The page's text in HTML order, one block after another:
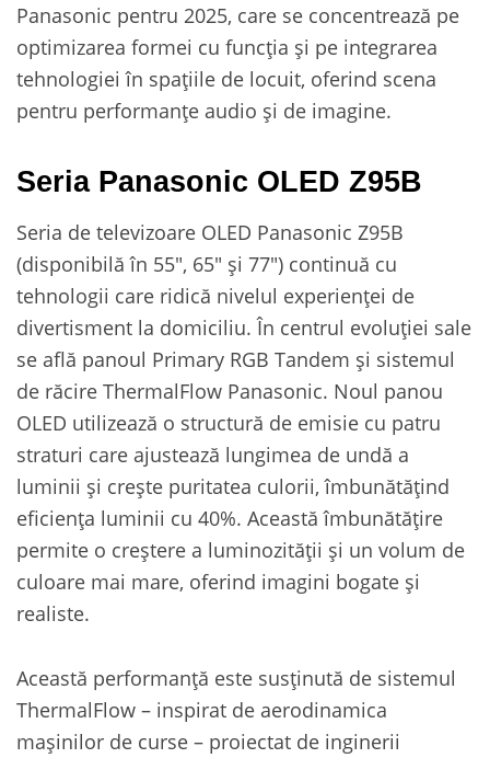
Panasonic pentru 2025, care se concentrează pe
optimizarea formei cu funcția și pe integrarea
tehnologiei în spațiile de locuit, oferind scena
pentru performanțe audio și de imagine.
Seria Panasonic OLED Z95B
Seria de televizoare OLED Panasonic Z95B
(disponibilă în 55″, 65″ și 77″) continuă cu
tehnologii care ridică nivelul experienței de
divertisment la domiciliu. În centrul evoluției sale
se află panoul Primary RGB Tandem și sistemul
de răcire ThermalFlow Panasonic. Noul panou
OLED utilizează o structură de emisie cu patru
straturi care ajustează lungimea de undă a
luminii și crește puritatea culorii, îmbunătățind
eficiența luminii cu 40%. Această îmbunătățire
permite o creștere a luminozității și un volum de
culoare mai mare, oferind imagini bogate și
realiste.
Această performanță este susținută de sistemul
ThermalFlow – inspirat de aerodinamica
mașinilor de curse – proiectat de inginerii